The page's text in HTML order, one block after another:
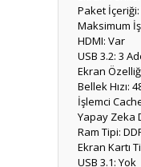
Paket
Maksimum
HDMI: Var
USB 3.2: 3
Ekran
Bellek Hızı:
İşlemci
Yapay Zeka
Ram Tipi:
Ekran Kartı
USB 3.1: Yok